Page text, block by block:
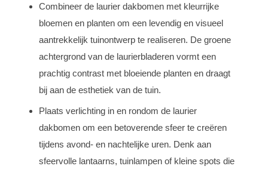
Combineer de laurier dakbomen met kleurrijke
bloemen en planten om een levendig en visueel
aantrekkelijk tuinontwerp te realiseren. De groene
achtergrond van de laurierbladeren vormt een
prachtig contrast met bloeiende planten en draagt
bij aan de esthetiek van de tuin.
Plaats verlichting in en rondom de laurier
dakbomen om een betoverende sfeer te creëren
tijdens avond- en nachtelijke uren. Denk aan
sfeervolle lantaarns, tuinlampen of kleine spots die